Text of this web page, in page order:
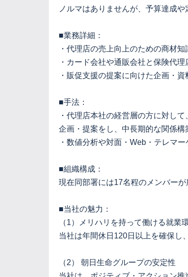
ノルマはありませんが、予算達成
■業務詳細：
・代理店の売上向上のための商材知
・カード会社や通販会社と保険代
・販促支援の提案に向けた企画・資
■手法：
・代理店本社の経営層の方に対し
企画・提案をし、中長期的な関係構
・数値分析や対面・Web・テレマ
■組織構成：
現在同部署には17名程のメンバー
■当社の魅力：
（1）メリハリを持って働ける就業
当社は年間休日120日以上を確保し
（2） 朝日生命グループの安定性